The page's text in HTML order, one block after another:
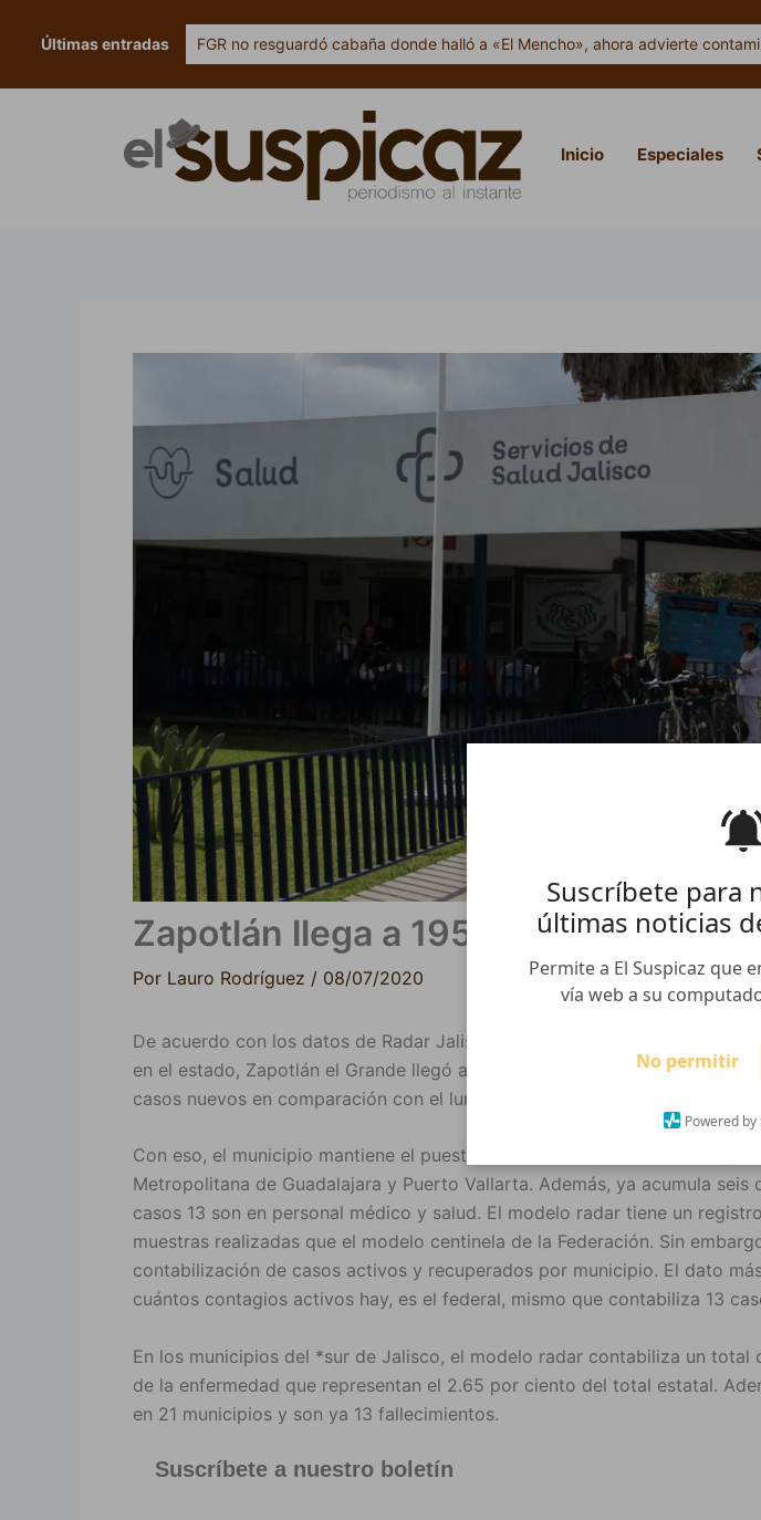
Suscríbete para
últimas noticias
Permite a El Suspicaz que
vía web a su
No permitir
Powered by
Últimas entradas FGR no resguardó cabaña donde halló a «El Mencho», ahora advierte
Inicio Especiales
Zapotlán llega a 195 casos de
Por Lauro Rodríguez / 08/07/2020
De acuerdo con los datos de Radar Jalisco, el modelo de vigilancia
en el estado, Zapotlán el Grande llegó ayer a 195 casos confirmados de
casos nuevos en comparación con el lunes.
Con eso, el municipio mantiene el puesto ocho a nivel estatal, solo
Metropolitana de Guadalajara y Puerto Vallarta. Además, ya acumula seis
casos 13 son en personal médico y salud. El modelo radar tiene un
muestras realizadas que el modelo centinela de la Federación. Sin
contabilización de casos activos y recuperados por municipio. El dato
cuántos contagios activos hay, es el federal, mismo que contabiliza 13
En los municipios del *sur de Jalisco, el modelo radar contabiliza un total
de la enfermedad que representan el 2.65 por ciento del total estatal.
en 21 municipios y son ya 13 fallecimientos.
Suscríbete a nuestro boletín